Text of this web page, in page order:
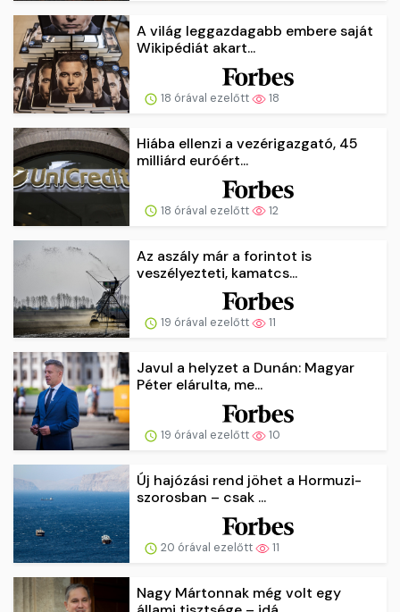
A világ leggazdagabb embere saját
Wikipédiát akart...
18 órával ezelőtt 18
Hiába ellenzi a vezérigazgató, 45
milliárd euróért...
18 órával ezelőtt 12
Az aszály már a forintot is
veszélyezteti, kamatcs...
19 órával ezelőtt 11
Javul a helyzet a Dunán: Magyar
Péter elárulta, me...
19 órával ezelőtt 10
Új hajózási rend jöhet a Hormuzi-
szorosban – csak ...
20 órával ezelőtt 11
Nagy Mártonnak még volt egy